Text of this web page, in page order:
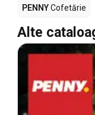
PENNYCofetărie
Alte